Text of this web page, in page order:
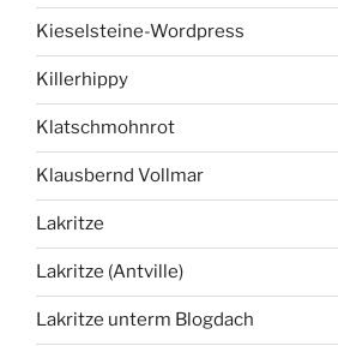
Kieselsteine-Wordpress
Killerhippy
Klatschmohnrot
Klausbernd Vollmar
Lakritze
Lakritze (Antville)
Lakritze unterm Blogdach